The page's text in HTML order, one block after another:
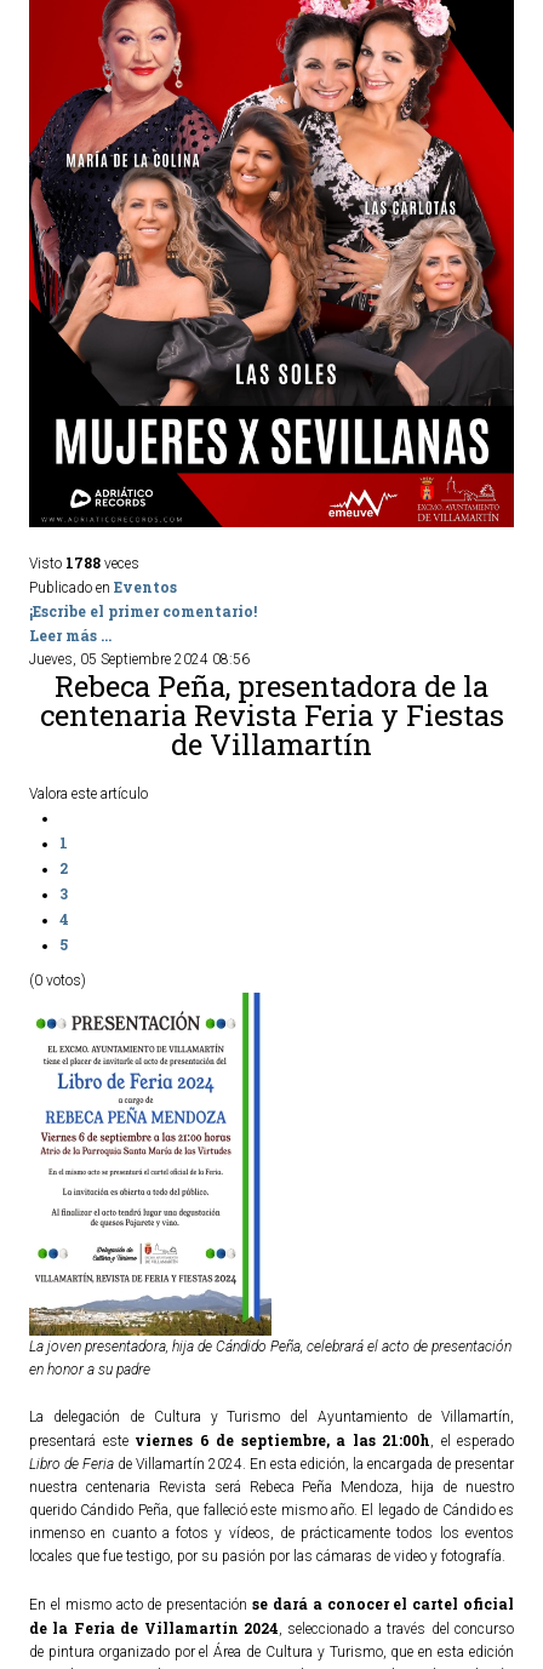
Visto 1788 veces
Publicado en Eventos
¡Escribe el primer comentario!
Leer más ...
Jueves, 05 Septiembre 2024 08:56
Rebeca Peña, presentadora de la
centenaria Revista Feria y Fiestas
de Villamartín
Valora este artículo
1
2
3
4
5
(0 votos)
La joven presentadora, hija de Cándido Peña, celebrará el acto de presentación
en honor a su padre
La delegación de Cultura y Turismo del Ayuntamiento de Villamartín,
presentará este viernes 6 de septiembre, a las 21:00h , el esperado
Libro de Feria de Villamartín 2024. En esta edición, la encargada de presentar
nuestra centenaria Revista será Rebeca Peña Mendoza, hija de nuestro
querido Cándido Peña, que falleció este mismo año. El legado de Cándido es
inmenso en cuanto a fotos y vídeos, de prácticamente todos los eventos
locales que fue testigo, por su pasión por las cámaras de video y fotografía.
En el mismo acto de presentación se dará a conocer el cartel oficial
de la Feria de Villamartín 2024 , seleccionado a través del concurso
de pintura organizado por el Área de Cultura y Turismo, que en esta edición